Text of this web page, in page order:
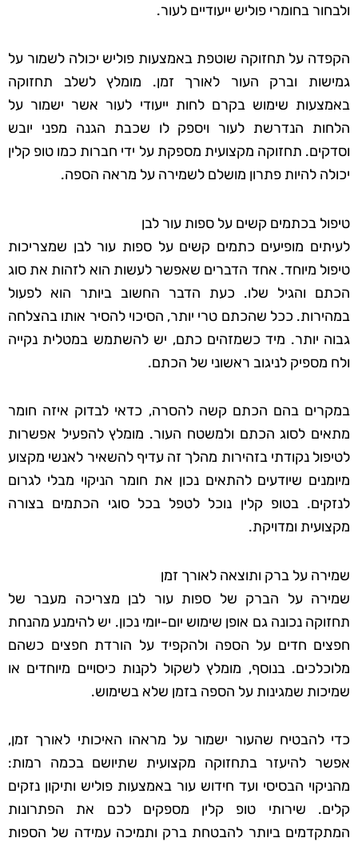
ולבחור בחומרי פוליש ייעודיים לעור.
הקפדה על תחזוקה שוטפת באמצעות פוליש יכולה לשמור על
גמישות וברק העור לאורך זמן. מומלץ לשלב תחזוקה
באמצעות שימוש בקרם לחות ייעודי לעור אשר ישמור על
הלחות הנדרשת לעור ויספק לו שכבת הגנה מפני יובש
וסדקים. תחזוקה מקצועית מספקת על ידי חברות כמו טופ קלין
יכולה להיות פתרון מושלם לשמירה על מראה הספה.
טיפול בכתמים קשים על ספות עור לבן
לעיתים מופיעים כתמים קשים על ספות עור לבן שמצריכות
טיפול מיוחד. אחד הדברים שאפשר לעשות הוא לזהות את סוג
הכתם והגיל שלו. כעת הדבר החשוב ביותר הוא לפעול
במהירות. ככל שהכתם טרי יותר, הסיכוי להסיר אותו בהצלחה
גבוה יותר. מיד כשמזהים כתם, יש להשתמש במטלית נקייה
ולח מספיק לניגוב ראשוני של הכתם.
במקרים בהם הכתם קשה להסרה, כדאי לבדוק איזה חומר
מתאים לסוג הכתם ולמשטח העור. מומלץ להפעיל אפשרות
לטיפול נקודתי בזהירות מהלך זה עדיף להשאיר לאנשי מקצוע
מיומנים שיודעים להתאים נכון את חומר הניקוי מבלי לגרום
לנזקים. בטופ קלין נוכל לטפל בכל סוגי הכתמים בצורה
מקצועית ומדויקת.
שמירה על ברק ותוצאה לאורך זמן
שמירה על הברק של ספות עור לבן מצריכה מעבר של
תחזוקה נכונה גם אופן שימוש יום-יומי נכון. יש להימנע מהנחת
חפצים חדים על הספה ולהקפיד על הורדת חפצים כשהם
מלוכלכים. בנוסף, מומלץ לשקול לקנות כיסויים מיוחדים או
שמיכות שמגינות על הספה בזמן שלא בשימוש.
כדי להבטיח שהעור ישמור על מראהו האיכותי לאורך זמן,
אפשר להיעזר בתחזוקה מקצועית שתיושם בכמה רמות:
מהניקוי הבסיסי ועד חידוש עור באמצעות פוליש ותיקון נזקים
קלים. שירותי טופ קלין מספקים לכם את הפתרונות
המתקדמים ביותר להבטחת ברק ותמיכה עמידה של הספות